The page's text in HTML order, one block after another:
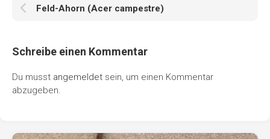
Feld-Ahorn (Acer campestre)
Schreibe einen Kommentar
Du musst angemeldet sein, um einen Kommentar
abzugeben.